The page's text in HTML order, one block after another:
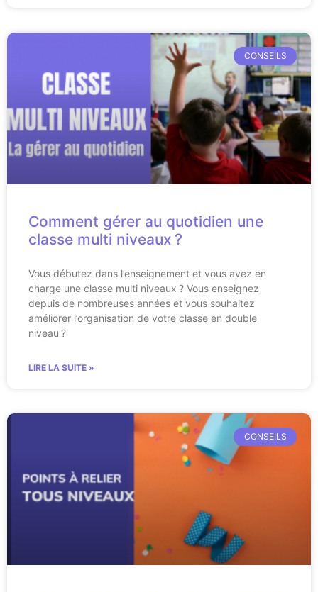
CONSEILS
Comment gérer au quotidien une
classe multi niveaux ?
Vous débutez dans l’enseignement et vous avez en
charge une classe multi niveaux ? Vous enseignez
depuis de nombreuses années et vous souhaitez
améliorer l’organisation de votre classe en double
niveau ?
LIRE LA SUITE »
CONSEILS